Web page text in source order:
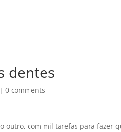
dentes
|0 comments
outro, com mil tarefas para fazer